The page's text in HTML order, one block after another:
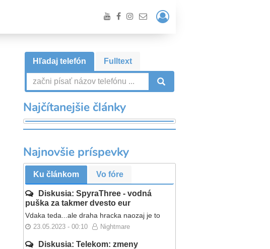
Prihlásiť
/
Registrácia
Hľadaj telefón Fulltext
Najčítanejšie články
Najnovšie príspevky
Ku článkom Vo fóre
Diskusia: SpyraThree - vodná
puška za takmer dvesto eur
Vdaka teda...ale draha hracka naozaj je to
23.05.2023 - 00:10 Nightmare
Diskusia: Telekom: zmeny